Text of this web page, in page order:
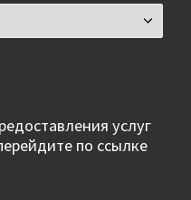
услуг
по ссылке